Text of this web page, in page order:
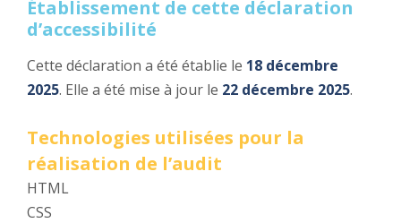
Établissement de cette déclaration
d’accessibilité
Cette déclaration a été établie le 18 décembre
2025. Elle a été mise à jour le 22 décembre 2025.
Technologies utilisées pour la
réalisation de l’audit
HTML
CSS